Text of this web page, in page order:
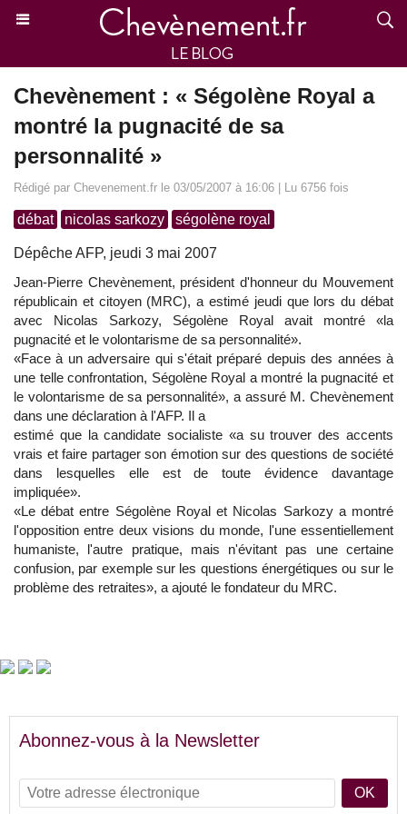
Chevènement : « Ségolène Royal a
montré la pugnacité de sa
personnalité »
Rédigé par Chevenement.fr le 03/05/2007 à 16:06 | Lu 6756 fois
débat nicolas sarkozy ségolène royal
Dépêche AFP, jeudi 3 mai 2007
Jean-Pierre Chevènement, président d'honneur du Mouvement
républicain et citoyen (MRC), a estimé jeudi que lors du débat
avec Nicolas Sarkozy, Ségolène Royal avait montré «la
pugnacité et le volontarisme de sa personnalité».
«Face à un adversaire qui s'était préparé depuis des années à
une telle confrontation, Ségolène Royal a montré la pugnacité et
le volontarisme de sa personnalité», a assuré M. Chevènement
dans une déclaration à l'AFP. Il a
estimé que la candidate socialiste «a su trouver des accents
vrais et faire partager son émotion sur des questions de société
dans lesquelles elle est de toute évidence davantage
impliquée».
«Le débat entre Ségolène Royal et Nicolas Sarkozy a montré
l'opposition entre deux visions du monde, l'une essentiellement
humaniste, l'autre pratique, mais n'évitant pas une certaine
confusion, par exemple sur les questions énergétiques ou sur le
problème des retraites», a ajouté le fondateur du MRC.
Abonnez-vous à la Newsletter
OK